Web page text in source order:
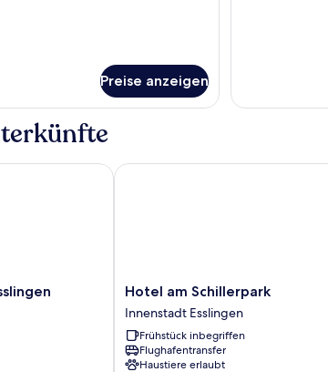
Preise anzeigen
Hotel
am
Schillerpark
Innenstadt
Esslingen
Hotel am Schillerpark
Innenstadt Esslingen
Frühstück inbegriffen
Flughafentransfer
Haustiere erlaubt
Hotel am Schillerpark